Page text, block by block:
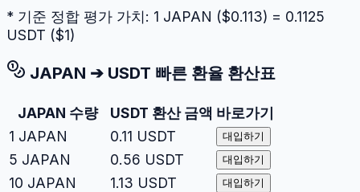
* 기준 정합 평가 가치: 1 JAPAN ($0.113) = 0.1125
USDT ($1)
JAPAN ➔ USDT 빠른 환율 환산표
JAPAN 수량 USDT 환산 금액 바로가기
1 JAPAN 0.11 USDT 대입하기
5 JAPAN 0.56 USDT 대입하기
10 JAPAN 1.13 USDT 대입하기